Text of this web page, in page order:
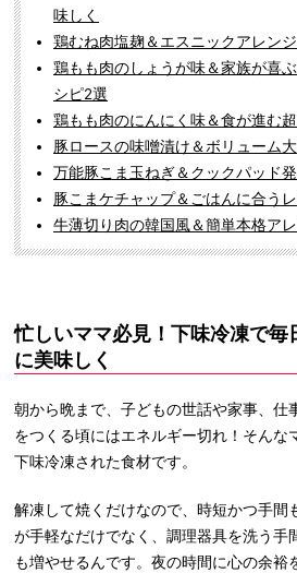
味しく
鶏むね肉塩麹＆エスニックアレン
鶏もも肉のしょうが味＆家族が喜
シピ2選
鶏もも肉のにんにく味＆食が進む
豚ロースの味噌漬け＆ボリューム
万能豚こま玉ねぎ＆クックパッド
豚こまケチャップ＆ごはんに合う
牛薄切り肉の韓国風＆簡単本格ア
忙しいママ必見！下味冷凍で毎
に美味しく
朝から晩まで、子どもの世話や家事、
をつくる頃にはエネルギー切れ！そんな
下味冷凍された食材です。
解凍して焼くだけなので、時短かつ手間
が手軽なだけでなく、調理器具を洗う手
も増やせるんです。夜の時間に心の余裕